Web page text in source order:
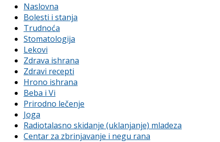
Naslovna
Bolesti i stanja
Trudnoća
Stomatologija
Lekovi
Zdrava ishrana
Zdravi recepti
Hrono ishrana
Beba i Vi
Prirodno lečenje
Joga
Radiotalasno skidanje (uklanjanje) mladeza
Centar za zbrinjavanje i negu rana